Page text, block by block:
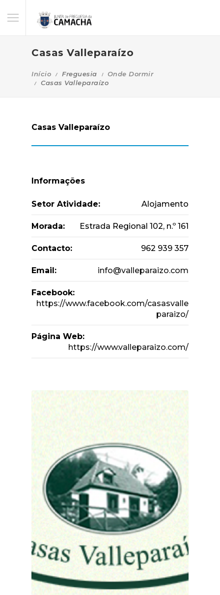
Casas Valleparaízo
Início Freguesia
Onde Dormir
Casas Valleparaízo
Casas Valleparaízo
Informações
Setor Atividade: Alojamento
Morada: Estrada Regional 102, n.º 161
Contacto: 962 939 357
Email: info@valleparaizo.com
Facebook:
https://www.facebook.com/casasvalle
paraizo/
Página Web:
https://www.valleparaizo.com/